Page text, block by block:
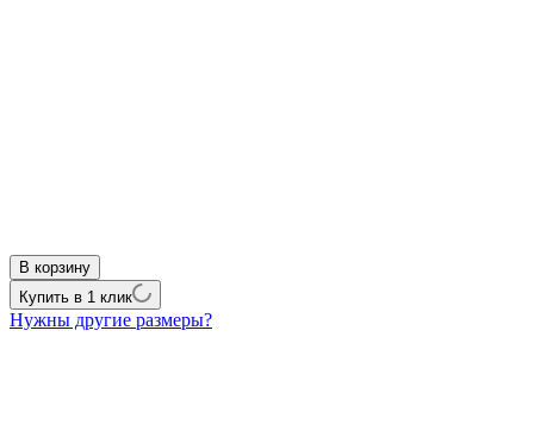
В корзину
Купить в 1 клик
Нужны другие размеры?